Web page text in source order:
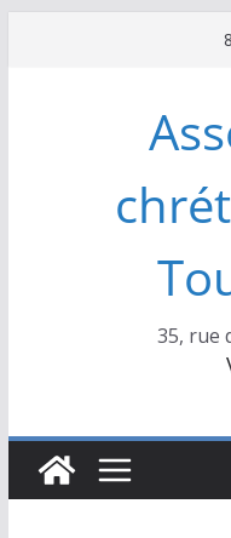
35, rue